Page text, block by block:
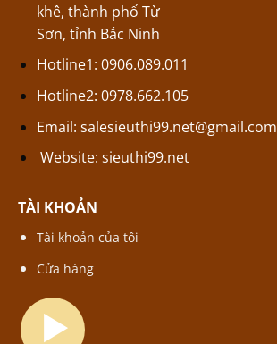
khê, thành phố Từ
Sơn, tỉnh Bắc Ninh
Hotline1: 0906.089.011
Hotline2: 0978.662.105
Email: salesieuthi99.net@gmail.com
Website: sieuthi99.net
TÀI KHOẢN
Tài khoản của tôi
Cửa hàng